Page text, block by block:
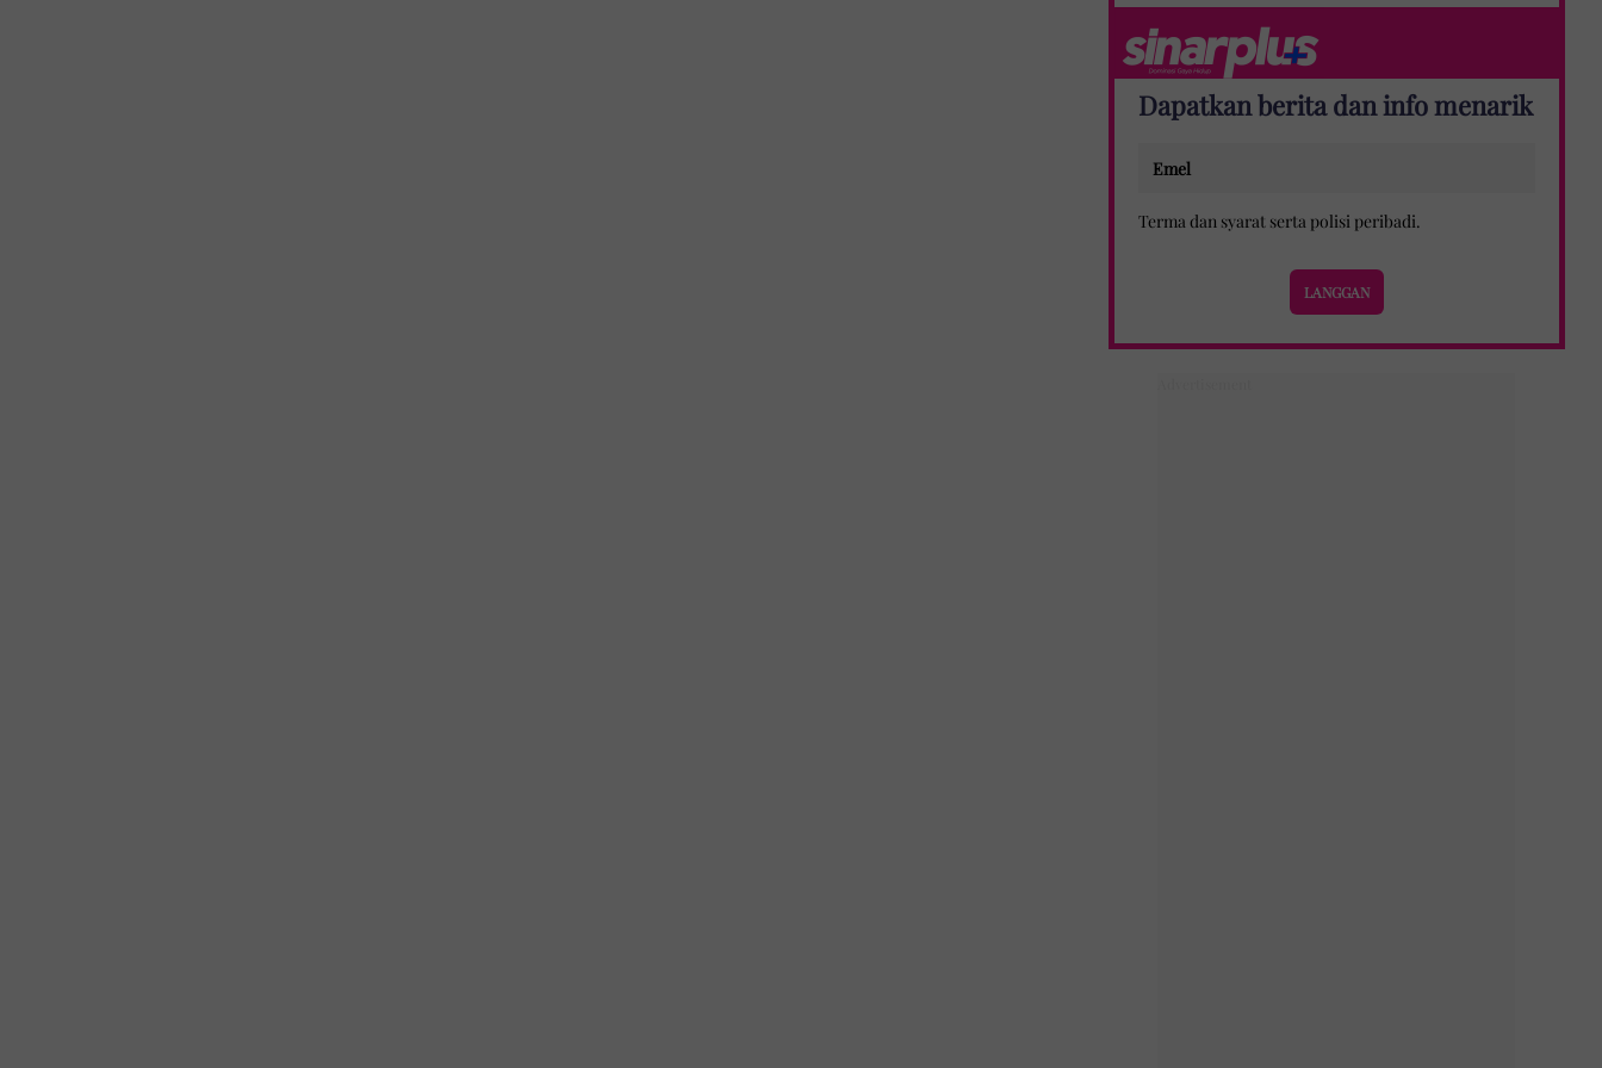
Dapatkan berita dan info menarik
Terma dan syaratserta polisi peribadi.